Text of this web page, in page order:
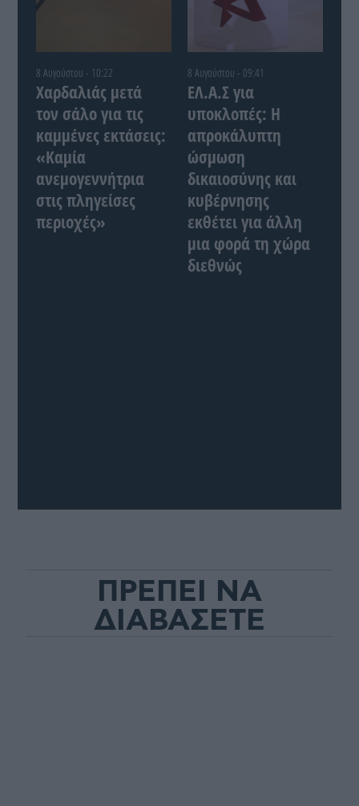
8 Αυγούστου - 10:22
Χαρδαλιάς μετά
τον σάλο για τις
καμμένες εκτάσεις:
«Καμία
ανεμογεννήτρια
στις πληγείσες
περιοχές»
8 Αυγούστου - 09:41
ΕΛ.Α.Σ για
υποκλοπές: Η
απροκάλυπτη
ώσμωση
δικαιοσύνης και
κυβέρνησης
εκθέτει για άλλη
μια φορά τη χώρα
διεθνώς
ΠΡΕΠΕΙ ΝΑ
ΔΙΑΒΑΣΕΤΕ